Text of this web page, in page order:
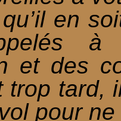
en
et des
trop tard,
pour